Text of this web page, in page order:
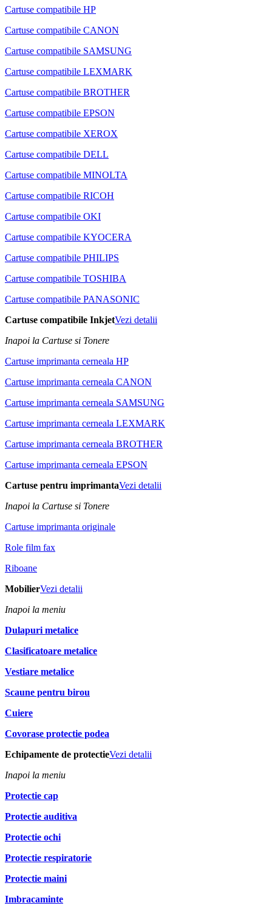
Cartuse compatibile HP
Cartuse compatibile CANON
Cartuse compatibile SAMSUNG
Cartuse compatibile LEXMARK
Cartuse compatibile BROTHER
Cartuse compatibile EPSON
Cartuse compatibile XEROX
Cartuse compatibile DELL
Cartuse compatibile MINOLTA
Cartuse compatibile RICOH
Cartuse compatibile OKI
Cartuse compatibile KYOCERA
Cartuse compatibile PHILIPS
Cartuse compatibile TOSHIBA
Cartuse compatibile PANASONIC
Cartuse compatibile InkjetVezi detalii
Inapoi la Cartuse si Tonere
Cartuse imprimanta cerneala HP
Cartuse imprimanta cerneala CANON
Cartuse imprimanta cerneala SAMSUNG
Cartuse imprimanta cerneala LEXMARK
Cartuse imprimanta cerneala BROTHER
Cartuse imprimanta cerneala EPSON
Cartuse pentru imprimantaVezi detalii
Inapoi la Cartuse si Tonere
Cartuse imprimanta originale
Role film fax
Riboane
MobilierVezi detalii
Inapoi la meniu
Dulapuri metalice
Clasificatoare metalice
Vestiare metalice
Scaune pentru birou
Cuiere
Covorase protectie podea
Echipamente de protectieVezi detalii
Inapoi la meniu
Protectie cap
Protectie auditiva
Protectie ochi
Protectie respiratorie
Protectie maini
Imbracaminte